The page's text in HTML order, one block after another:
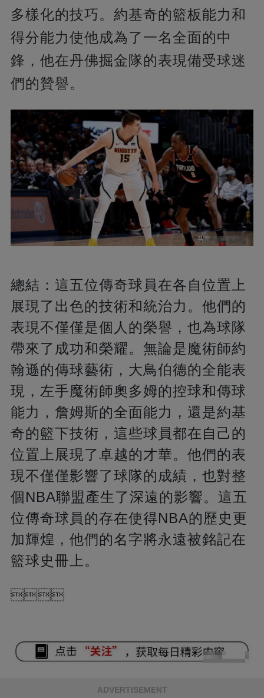
多樣化的技巧。約基奇的籃板能力和
得分能力使他成為了一名全面的中
鋒，他在丹佛掘金隊的表現備受球迷
們的贊譽。
總結：這五位傳奇球員在各自位置上
展現了出色的技術和統治力。他們的
表現不僅僅是個人的榮譽，也為球隊
帶來了成功和榮耀。無論是魔術師約
翰遜的傳球藝術，大鳥伯德的全能表
現，左手魔術師奧多姆的控球和傳球
能力，詹姆斯的全面能力，還是約基
奇的籃下技術，這些球員都在自己的
位置上展現了卓越的才華。他們的表
現不僅僅影響了球隊的成績，也對整
個NBA聯盟產生了深遠的影響。這五
位傳奇球員的存在使得NBA的歷史更
加輝煌，他們的名字將永遠被銘記在
籃球史冊上。

ADVERTISEMENT